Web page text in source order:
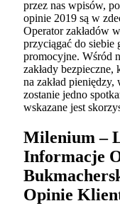
przez nas wpisów,
opinie 2019 są w
Operator zakładów
przyciągać do siebie
promocyjne. Wśród
zakłady
na zakład
zostanie jedno
wskazane jest
Milenium –
Informacje
Opinie